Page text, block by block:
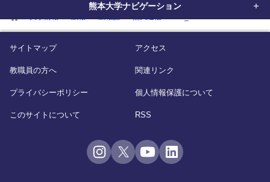
home
熊本大学ナビゲーション
サイトマップ アクセス
教職員の方へ 関連リンク
プライバシーポリシー 個人情報保護について
このサイトについて RSS